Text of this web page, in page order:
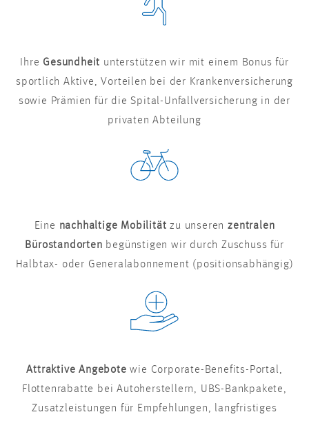
Ihre Gesundheit unterstützen wir mit einem Bonus für
sportlich Aktive, Vorteilen bei der Krankenversicherung
sowie Prämien für die Spital-Unfallversicherung in der
privaten Abteilung
Eine nachhaltige Mobilitätzu unserenzentralen
Bürostandorten begünstigen wir durch Zuschuss für
Halbtax- oder Generalabonnement (positionsabhängig)
Attraktive Angebote wie Corporate-Benefits-Portal,
Flottenrabatte bei Autoherstellern, UBS-Bankpakete,
Zusatzleistungen für Empfehlungen, langfristiges